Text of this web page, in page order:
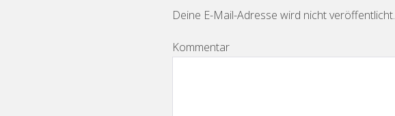
Deine E-Mail-Adresse wird nicht veröffentlicht.
Kommentar